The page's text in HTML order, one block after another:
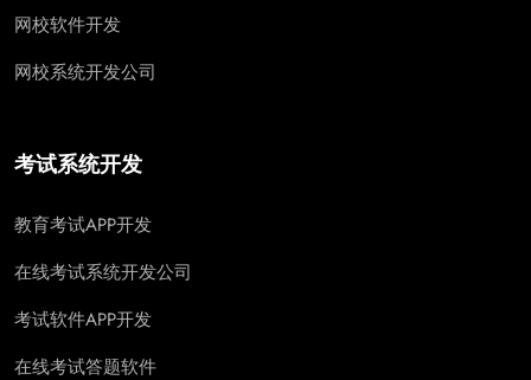
网校软件开发
网校系统开发公司
考试系统开发
教育考试APP开发
在线考试系统开发公司
考试软件APP开发
在线考试答题软件